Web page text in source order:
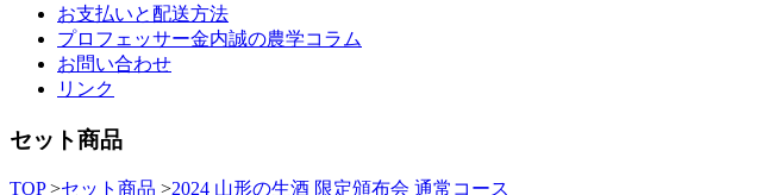
お支払いと配送方法
プロフェッサー金内誠の農学コラム
お問い合わせ
リンク
セット商品
TOP >セット商品 >2024 山形の生酒 限定頒布会 通常コース